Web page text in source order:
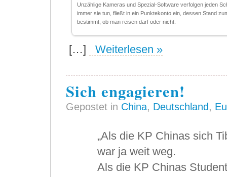
Unzählige Kameras und Spezial-Software verfolgen jeden
immer sie tun, fließt in ein Punktekonto ein, dessen Stand
bestimmt, ob man reisen darf oder nicht.
[…] Weiterlesen »
Sich engagieren!
Gepostet in China, Deutschland ,
„Als die KP Chinas sich
war ja weit weg.
Als die KP Chinas